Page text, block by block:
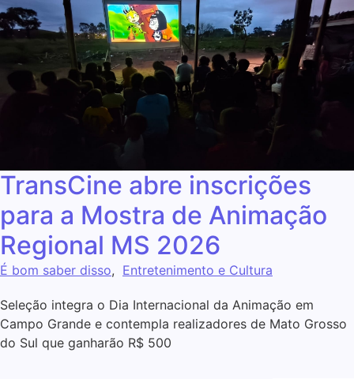
TransCine abre inscrições
para a Mostra de Animação
Regional MS 2026
É bom saber disso, Entretenimento e Cultura
Seleção integra o Dia Internacional da Animação em
Campo Grande e contempla realizadores de Mato Grosso
do Sul que ganharão R$ 500